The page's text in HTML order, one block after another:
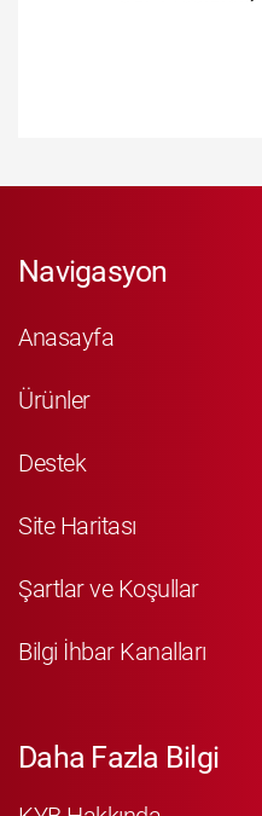
Navigasyon
Anasayfa
Ürünler
Destek
Site Haritası
Şartlar ve Koşullar
Bilgi İhbar Kanalları
Daha Fazla Bilgi